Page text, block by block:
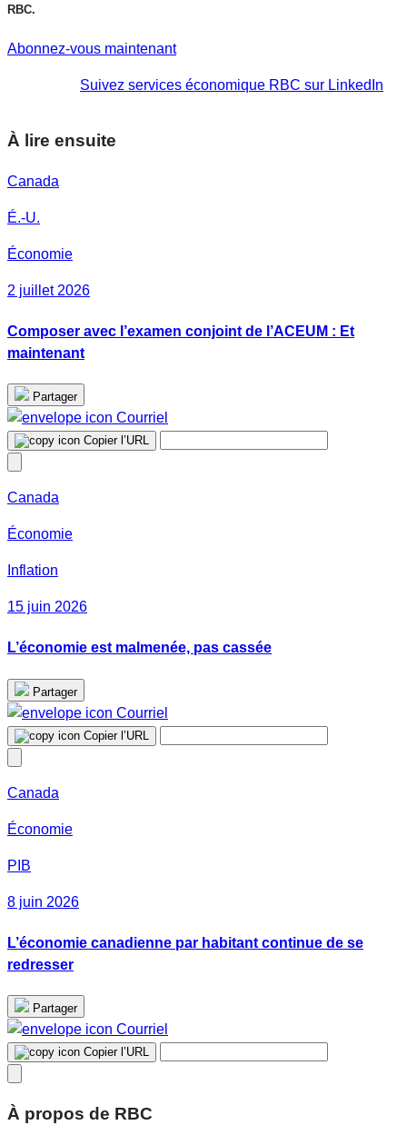
RBC.
Abonnez-vous maintenant
Suivez services économique RBC sur LinkedIn
À lire ensuite
Canada
É.-U.
Économie
2 juillet 2026
Composer avec l’examen conjoint de l’ACEUM : Et
maintenant
Partager
Courriel
Copier l’URL
Canada
Économie
Inflation
15 juin 2026
L’économie est malmenée, pas cassée
Partager
Courriel
Copier l’URL
Canada
Économie
PIB
8 juin 2026
L’économie canadienne par habitant continue de se
redresser
Partager
Courriel
Copier l’URL
À propos de RBC